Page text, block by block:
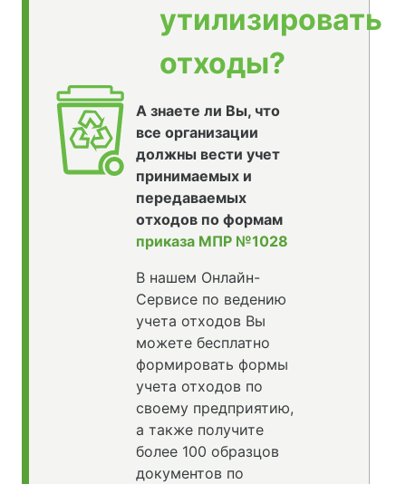
утилизировать
отходы?
А знаете ли Вы, что
все организации
должны вести учет
принимаемых и
передаваемых
отходов по формам
приказа МПР №1028
В нашем Онлайн-
Сервисе по ведению
учета отходов Вы
можете бесплатно
формировать формы
учета отходов по
своему предприятию,
а также получите
более 100 образцов
документов по